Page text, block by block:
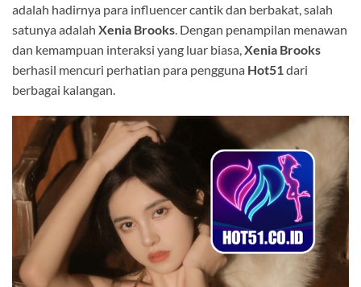
adalah hadirnya para influencer cantik dan berbakat, salah
satunya adalah Xenia Brooks . Dengan penampilan menawan
dan kemampuan interaksi yang luar biasa, Xenia Brooks
berhasil mencuri perhatian para pengguna Hot51 dari
berbagai kalangan.